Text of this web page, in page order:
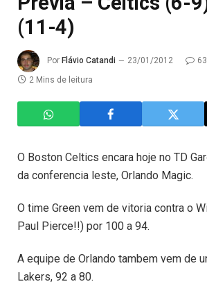
(11-4)
Por Flávio Catandi 23/01/2012
2 Mins de leitura
O Boston Celtics encara hoje no TD
da conferencia leste, Orlando Magic.
O time Green vem de vitoria contra o
Paul Pierce!!) por 100 a 94.
A equipe de Orlando tambem vem de
Lakers, 92 a 80.